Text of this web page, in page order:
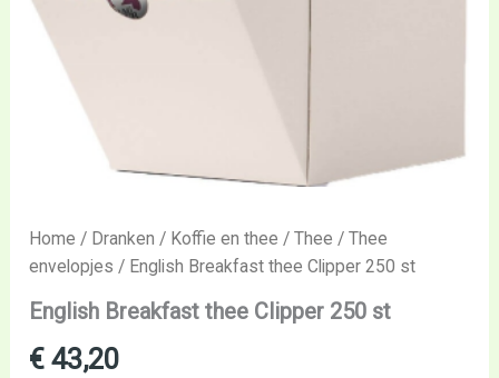
Home / Dranken / Koffie en thee /Thee /Thee
envelopjes / English Breakfast thee Clipper 250 st
English Breakfast thee Clipper 250 st
€ 43,20